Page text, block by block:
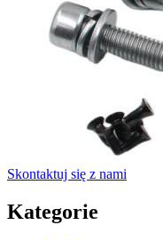
Skontaktuj się z nami
Kategorie